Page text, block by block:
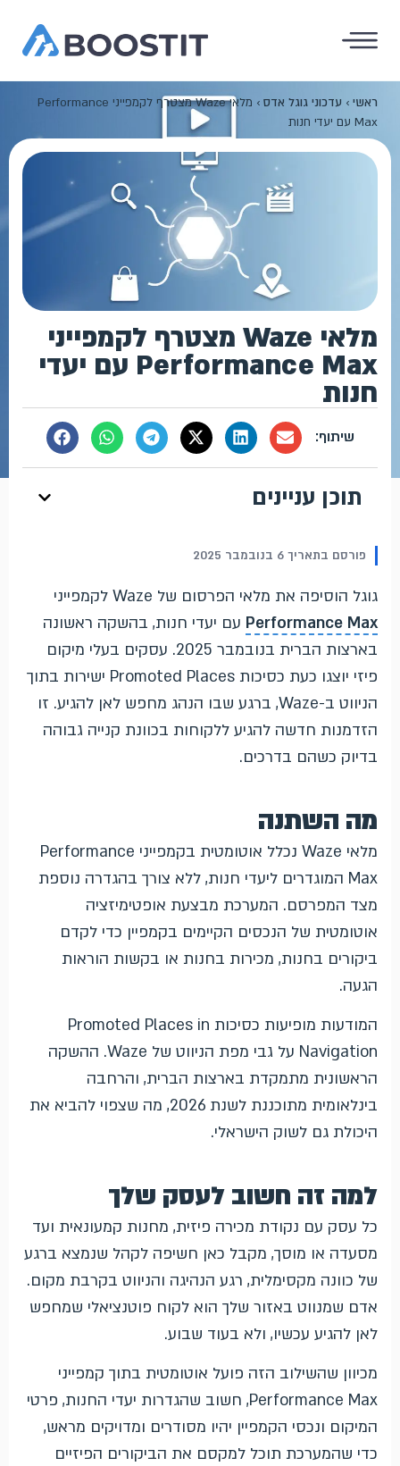
ראשי › עדכוני גוגל אדס ›
מלאי Waze מצטרף לקמפייני Performance
Max עם יעדי חנות
מלאי Waze מצטרף לקמפייני
Performance Max עם יעדי
חנות
תוכן עניינים
פורסם בתאריך 6 בנובמבר 2025
גוגל הוסיפה את מלאי הפרסום של Waze לקמפייני
Performance Max עם יעדי חנות, בהשקה ראשונה
בארצות הברית בנובמבר 2025. עסקים בעלי מיקום
פיזי יוצגו כעת כסיכות Promoted Places ישירות בתוך
הניווט ב-Waze, ברגע שבו הנהג מחפש לאן להגיע. זו
הזדמנות חדשה להגיע ללקוחות בכוונת קנייה גבוהה
בדיוק כשהם בדרכים.
מה השתנה
מלאי Waze נכלל אוטומטית בקמפייני Performance
Max המוגדרים ליעדי חנות, ללא צורך בהגדרה נוספת
מצד המפרסם. המערכת מבצעת אופטימיזציה
אוטומטית של הנכסים הקיימים בקמפיין כדי לקדם
ביקורים בחנות, מכירות בחנות או בקשות הוראות
הגעה.
המודעות מופיעות כסיכות Promoted Places in
Navigation על גבי מפת הניווט של Waze. ההשקה
הראשונית מתמקדת בארצות הברית, והרחבה
בינלאומית מתוכננת לשנת 2026, מה שצפוי להביא את
היכולת גם לשוק הישראלי.
למה זה חשוב לעסק שלך
כל עסק עם נקודת מכירה פיזית, מחנות קמעונאית ועד
מסעדה או מוסך, מקבל כאן חשיפה לקהל שנמצא ברגע
של כוונה מקסימלית, רגע הנהיגה והניווט בקרבת מקום.
אדם שמנווט באזור שלך הוא לקוח פוטנציאלי שמחפש
לאן להגיע עכשיו, ולא בעוד שבוע.
מכיוון שהשילוב הזה פועל אוטומטית בתוך קמפייני
Performance Max, חשוב שהגדרות יעדי החנות, פרטי
המיקום ונכסי הקמפיין יהיו מסודרים ומדויקים מראש,
כדי שהמערכת תוכל למקסם את הביקורים הפיזיים